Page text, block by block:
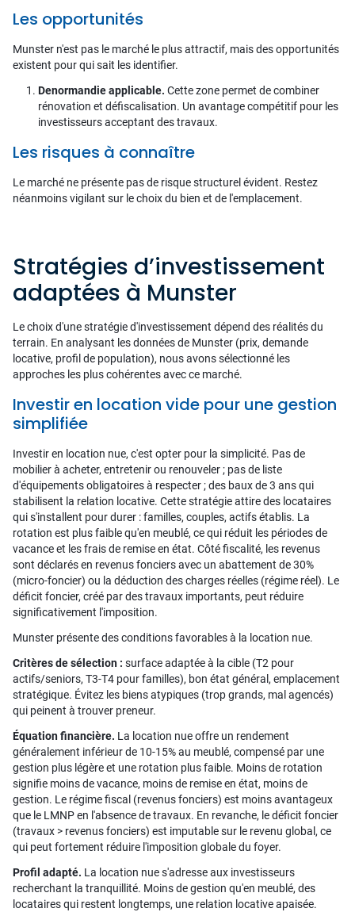
Les opportunités
Munster n'est pas le marché le plus attractif, mais des opportunités
existent pour qui sait les identifier.
Denormandie applicable. Cette zone permet de combiner
rénovation et défiscalisation. Un avantage compétitif pour les
investisseurs acceptant des travaux.
Les risques à connaître
Le marché ne présente pas de risque structurel évident. Restez
néanmoins vigilant sur le choix du bien et de l'emplacement.
Stratégies d’investissement
adaptées à Munster
Le choix d'une stratégie d'investissement dépend des réalités du
terrain. En analysant les données de Munster (prix, demande
locative, profil de population), nous avons sélectionné les
approches les plus cohérentes avec ce marché.
Investir en location vide pour une gestion
simplifiée
Investir en location nue, c'est opter pour la simplicité. Pas de
mobilier à acheter, entretenir ou renouveler ; pas de liste
d'équipements obligatoires à respecter ; des baux de 3 ans qui
stabilisent la relation locative. Cette stratégie attire des locataires
qui s'installent pour durer : familles, couples, actifs établis. La
rotation est plus faible qu'en meublé, ce qui réduit les périodes de
vacance et les frais de remise en état. Côté fiscalité, les revenus
sont déclarés en revenus fonciers avec un abattement de 30%
(micro-foncier) ou la déduction des charges réelles (régime réel). Le
déficit foncier, créé par des travaux importants, peut réduire
significativement l'imposition.
Munster présente des conditions favorables à la location nue.
Critères de sélection : surface adaptée à la cible (T2 pour
actifs/seniors, T3-T4 pour familles), bon état général, emplacement
stratégique. Évitez les biens atypiques (trop grands, mal agencés)
qui peinent à trouver preneur.
Équation financière. La location nue offre un rendement
généralement inférieur de 10-15% au meublé, compensé par une
gestion plus légère et une rotation plus faible. Moins de rotation
signifie moins de vacance, moins de remise en état, moins de
gestion. Le régime fiscal (revenus fonciers) est moins avantageux
que le LMNP en l'absence de travaux. En revanche, le déficit foncier
(travaux > revenus fonciers) est imputable sur le revenu global, ce
qui peut fortement réduire l'imposition globale du foyer.
Profil adapté. La location nue s'adresse aux investisseurs
recherchant la tranquillité. Moins de gestion qu'en meublé, des
locataires qui restent longtemps, une relation locative apaisée.